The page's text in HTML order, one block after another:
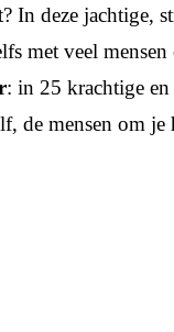
In deze jachtige,
met veel
: in 25 krachtige en
de mensen om je